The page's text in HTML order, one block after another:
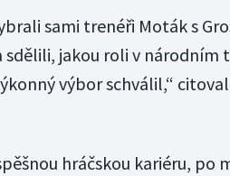
sami trenéři Moták s
sdělili, jakou roli v národním
výbor schválil,“
hráčskou kariéru,